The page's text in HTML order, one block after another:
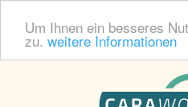
Um Ihnen ein besseres
zu. weitere Informationen